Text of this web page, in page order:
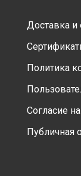
Доставка и
Политика
Согласие
Публичная